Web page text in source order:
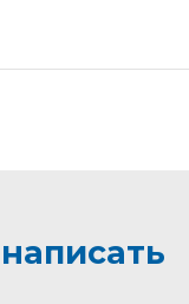
написать